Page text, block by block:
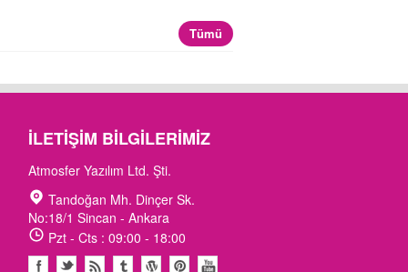
Tümü
İLETIŞIM BILGILERIMIZ
Atmosfer Yazılım Ltd. Şti.
Tandoğan Mh. Dinçer Sk.
No:18/1 Sincan - Ankara
Pzt - Cts : 09:00 - 18:00